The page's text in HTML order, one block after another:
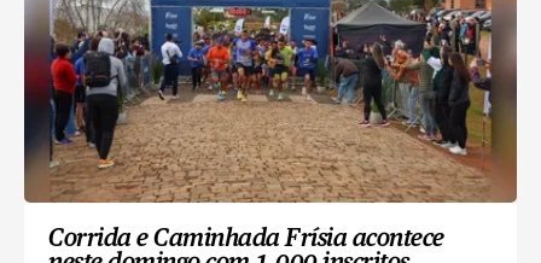
Corrida e Caminhada Frísia acontece